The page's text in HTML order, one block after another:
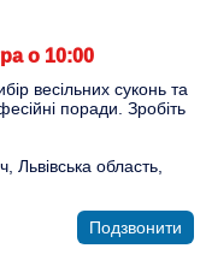
о 10:00
весільних суконь та
поради. Зробіть
область,
Подзвонити